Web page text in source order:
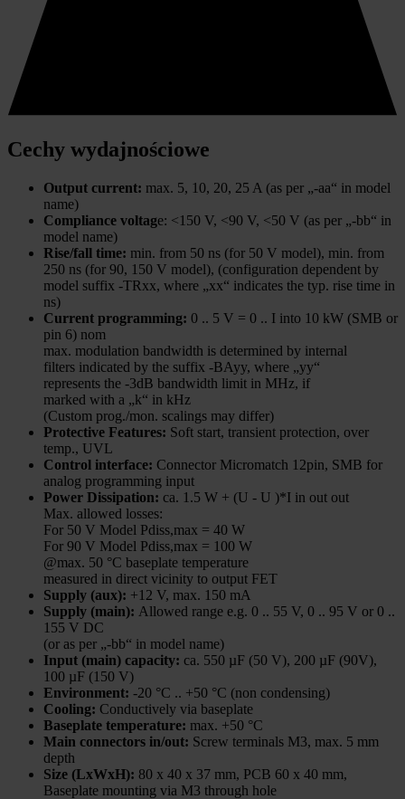
Cechy wydajnościowe
Output current: max. 5, 10, 20, 25 A (as per „-aa“ in model
name)
Compliance voltage: <150 V, <90 V, <50 V (as per „-bb“ in
model name)
Rise/fall time: min. from 50 ns (for 50 V model), min. from
250 ns (for 90, 150 V model), (configuration dependent by
model suffix -TRxx, where „xx“ indicates the typ. rise time in
ns)
Current programming: 0 .. 5 V = 0 .. I into 10 kW (SMB or
pin 6) nom
max. modulation bandwidth is determined by internal
filters indicated by the suffix -BAyy, where „yy“
represents the -3dB bandwidth limit in MHz, if
marked with a „k“ in kHz
(Custom prog./mon. scalings may differ)
Protective Features: Soft start, transient protection, over
temp., UVL
Control interface: Connector Micromatch 12pin, SMB for
analog programming input
Power Dissipation: ca. 1.5 W + (U - U )*I in out out
Max. allowed losses:
For 50 V Model Pdiss,max = 40 W
For 90 V Model Pdiss,max = 100 W
@max. 50 °C baseplate temperature
measured in direct vicinity to output FET
Supply (aux): +12 V, max. 150 mA
Supply (main): Allowed range e.g. 0 .. 55 V, 0 .. 95 V or 0 ..
155 V DC
(or as per „-bb“ in model name)
Input (main) capacity: ca. 550 µF (50 V), 200 µF (90V),
100 µF (150 V)
Environment: -20 °C .. +50 °C (non condensing)
Cooling: Conductively via baseplate
Baseplate temperature: max. +50 °C
Main connectors in/out: Screw terminals M3, max. 5 mm
depth
Size (LxWxH): 80 x 40 x 37 mm, PCB 60 x 40 mm,
Baseplate mounting via M3 through hole